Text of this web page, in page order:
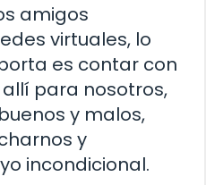
amigos
virtuales, lo
es contar con
para nosotros,
y malos,
y
incondicional.